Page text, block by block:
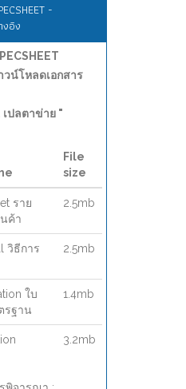
-
งอิง
วน์โหลดเอกสาร
เปลตาข่าย "
File
size
ราย
ค้า
2.5mb
วิธีการ
2.5mb
ใบ
รฐาน
1.4mb
3.2mb